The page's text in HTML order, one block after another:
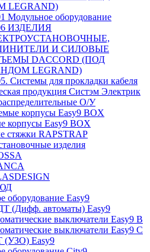
LEGRAND)
Модульное оборудование
ИЗДЕЛИЯ
И СИЛОВЫЕ
DACCORD (ПОД
LEGRAND)
Системы для прокладки кабеля
продукция Систэм Электрик
О/У
корпусы Easy9 BOX
корпусы Easy9 BOX
стяжки RAPSTRAP
изделия
оборудование Easy9
(Дифф. автоматы) Easy9
выключатели Easy9 В
выключатели Easy9 С
(УЗО) Easy9